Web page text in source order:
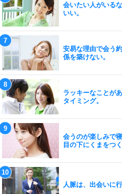
会いたい人がいる
いい。
安易な理由で会う
係を築けない。
ラッキーなことが
タイミング。
会うのが楽しみで
目の下にくまをつ
人脈は、出会いに